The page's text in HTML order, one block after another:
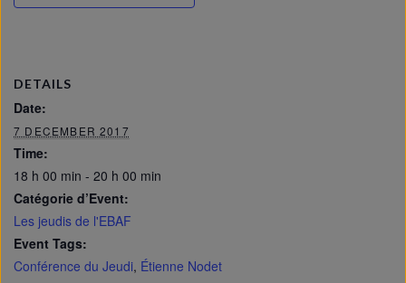
DETAILS
Date:
7 DECEMBER 2017
Time:
18 h 00 min - 20 h 00 min
Catégorie d’Event:
Les jeudis de l'EBAF
Event Tags:
Conférence du Jeudi, Étienne Nodet